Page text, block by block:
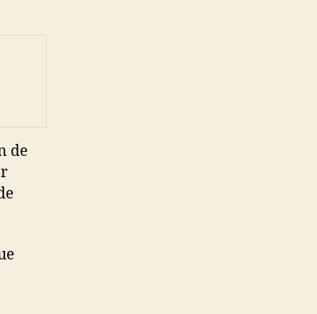
de